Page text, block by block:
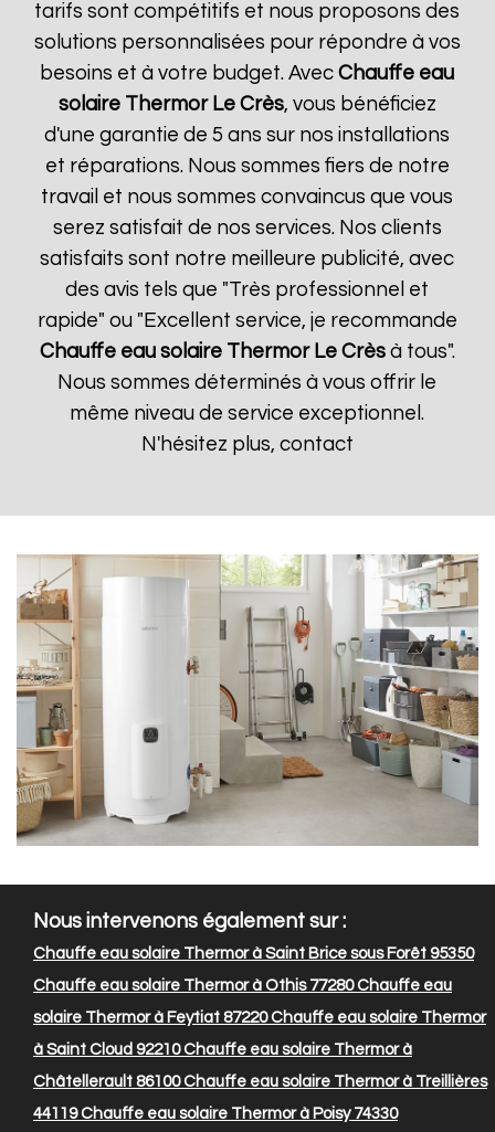
tarifs sont compétitifs et nous proposons des
solutions personnalisées pour répondre à vos
besoins et à votre budget. AvecChauffe eau
solaire Thermor Le Crès, vous bénéficiez
d'une garantie de 5 ans sur nos installations
et réparations. Nous sommes fiers de notre
travail et nous sommes convaincus que vous
serez satisfait de nos services. Nos clients
satisfaits sont notre meilleure publicité, avec
des avis tels que "Très professionnel et
rapide" ou "Excellent service, je recommande
Chauffe eau solaire Thermor Le Crèsà tous".
Nous sommes déterminés à vous offrir le
même niveau de service exceptionnel.
N'hésitez plus, contact
Nous intervenons également sur :
Chauffe eau solaire Thermor à Saint Brice sous Forêt 95350
Chauffe eau solaire Thermor à Othis 77280Chauffe eau
solaire Thermor à Feytiat 87220Chauffe eau solaire Thermor
à Saint Cloud 92210Chauffe eau solaire Thermor à
Châtellerault 86100Chauffe eau solaire Thermor à Treillières
44119Chauffe eau solaire Thermor à Poisy 74330